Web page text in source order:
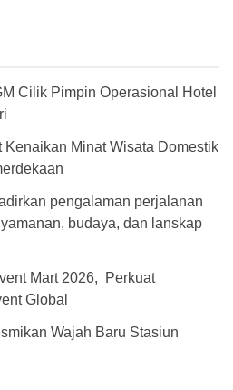
Cilik Pimpin Operasional Hotel
Kenaikan Minat Wisata Domestik
pengalaman perjalanan
budaya, dan lanskap
Mart 2026, Perkuat
Global
Wajah Baru Stasiun